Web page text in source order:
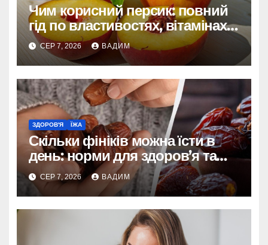
Чим корисний персик: повний
гід по властивостях, вітамінах і
впливі на організм
СЕР 7, 2026 ВАДИМ
ЗДОРОВ'Я ЇЖА
Скільки фініків можна їсти в
день: норми для здоров’я та
енергії
СЕР 7, 2026 ВАДИМ